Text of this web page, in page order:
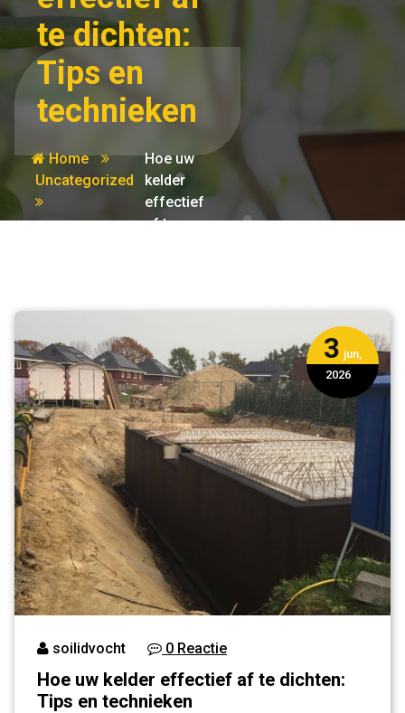
te dichten:
Tips en
technieken
Home
Uncategorized
Hoe uw
kelder
effectief
af te
3 jun,
2026
soilidvocht 0 Reactie
Hoe uw kelder effectief af te dichten:
Tips en technieken